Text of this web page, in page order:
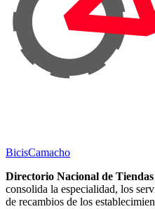
BicisCamacho
Directorio Nacional de
consolida la especialidad, los
de recambios de los